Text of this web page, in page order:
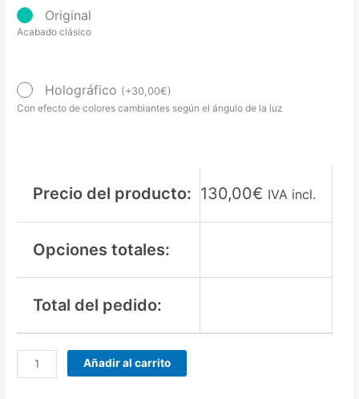
Original
Acabado clásico
Holográfico (+30,00€)
Con efecto de colores cambiantes según el ángulo de la luz
Precio del producto: 130,00€ IVA incl.
Opciones totales:
Total del pedido:
Añadir al carrito